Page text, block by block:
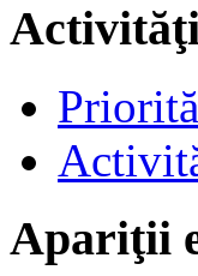
Apariţii